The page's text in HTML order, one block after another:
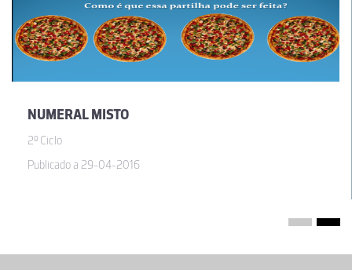
NUMERAL MISTO
2º Ciclo
Publicado a 29-04-2016